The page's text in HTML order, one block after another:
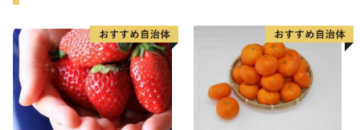
推進事業」を財源に全国に類を見ない「かえる」をテー
マとしたユニークな橋（かえる橋）を建設しました。多
くの人々を招き入れ、町発展への願いを込めたもので
す。『努力、忍耐、飛躍』を象徴する ”柳に跳びつくか
える”（小野道風）をイメージし、「考える」「人をか